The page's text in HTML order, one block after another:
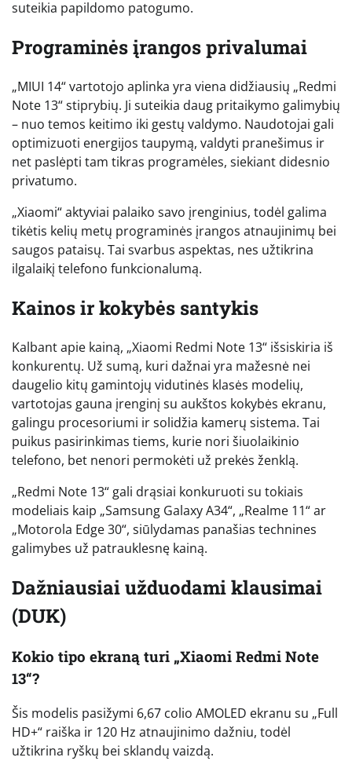
suteikia papildomo patogumo.
Programinės įrangos privalumai
„MIUI 14“ vartotojo aplinka yra viena didžiausių „Redmi
Note 13“ stiprybių. Ji suteikia daug pritaikymo galimybių
– nuo temos keitimo iki gestų valdymo. Naudotojai gali
optimizuoti energijos taupymą, valdyti pranešimus ir
net paslėpti tam tikras programėles, siekiant didesnio
privatumo.
„Xiaomi“ aktyviai palaiko savo įrenginius, todėl galima
tikėtis kelių metų programinės įrangos atnaujinimų bei
saugos pataisų. Tai svarbus aspektas, nes užtikrina
ilgalaikį telefono funkcionalumą.
Kainos ir kokybės santykis
Kalbant apie kainą, „Xiaomi Redmi Note 13“ išsiskiria iš
konkurentų. Už sumą, kuri dažnai yra mažesnė nei
daugelio kitų gamintojų vidutinės klasės modelių,
vartotojas gauna įrenginį su aukštos kokybės ekranu,
galingu procesoriumi ir solidžia kamerų sistema. Tai
puikus pasirinkimas tiems, kurie nori šiuolaikinio
telefono, bet nenori permokėti už prekės ženklą.
„Redmi Note 13“ gali drąsiai konkuruoti su tokiais
modeliais kaip „Samsung Galaxy A34“, „Realme 11“ ar
„Motorola Edge 30“, siūlydamas panašias technines
galimybes už patrauklesnę kainą.
Dažniausiai užduodami klausimai
(DUK)
Kokio tipo ekraną turi „Xiaomi Redmi Note
13“?
Šis modelis pasižymi 6,67 colio AMOLED ekranu su „Full
HD+“ raiška ir 120 Hz atnaujinimo dažniu, todėl
užtikrina ryškų bei sklandų vaizdą.